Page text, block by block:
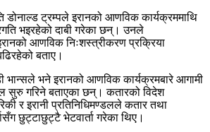
डोनाल्ड ट्रम्पले इरानको आणविक कार्यक्रममाथि
भइरहेको दाबी गरेका छन्। उनले
आणविक निःशस्त्रीकरण प्रक्रिया
बताए।
भान्सले भने इरानको आणविक कार्यक्रमबारे आगामी
गरिने बताएका छन्। कतारको विदेश
र इरानी प्रतिनिधिमण्डलले कतार तथा
छुट्टाछुट्टै भेटवार्ता गरेका थिए।